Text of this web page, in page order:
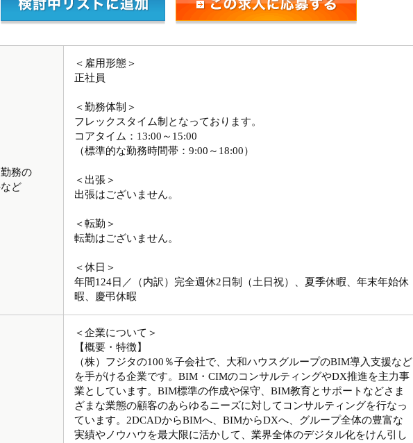
務の
ど
＜雇用形態＞
正社員
＜勤務体制＞
フレックスタイム制となっております。
コアタイム：13:00～15:00
（標準的な勤務時間帯：9:00～18:00）
＜出張＞
出張はございません。
＜転勤＞
転勤はございません。
＜休日＞
年間124日／（内訳）完全週休2日制（土日祝）、夏季休暇、年末年始休
暇、慶弔休暇
＜企業について＞
【概要・特徴】
（株）フジタの100％子会社で、大和ハウスグループのBIM導入支援など
を手がける企業です。BIM・CIMのコンサルティングやDX推進を主力事
業としています。BIM標準の作成や保守、BIM教育とサポートなどさま
ざまな業態の顧客のあらゆるニーズに対してコンサルティングを行なっ
ています。2DCADからBIMへ、BIMからDXへ、グループ全体の豊富な
実績やノウハウを最大限に活かして、業界全体のデジタル化をけん引し